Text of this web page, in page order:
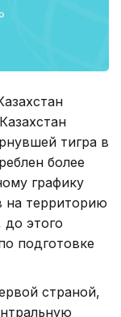
тигра в
более
графику
на территорию
до этого
подготовке
страной,